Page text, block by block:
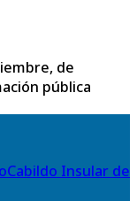
de
pública
Cabildo Insular de